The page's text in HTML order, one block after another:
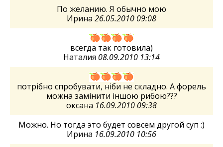
По желанию. Я обычно мою
Ирина 26.05.2010 09:08
всегда так готовила)
Наталия 08.09.2010 13:14
потрібно спробувати, ніби не складно. А форель
можна замінити іншою рибою???
оксана 16.09.2010 09:38
Можно. Но тогда это будет совсем другой суп :)
Ирина 16.09.2010 10:56